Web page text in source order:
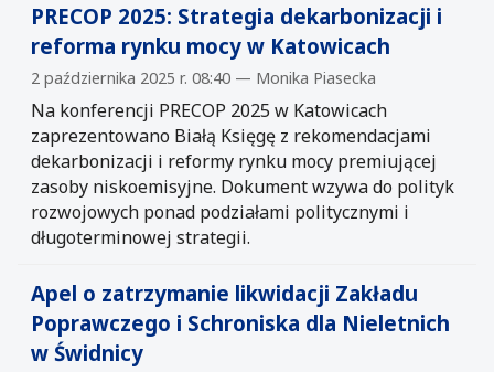
PRECOP 2025: Strategia dekarbonizacji i
reforma rynku mocy w Katowicach
2 października 2025 r. 08:40 — Monika Piasecka
Na konferencji PRECOP 2025 w Katowicach
zaprezentowano Białą Księgę z rekomendacjami
dekarbonizacji i reformy rynku mocy premiującej
zasoby niskoemisyjne. Dokument wzywa do polityk
rozwojowych ponad podziałami politycznymi i
długoterminowej strategii.
Apel o zatrzymanie likwidacji Zakładu
Poprawczego i Schroniska dla Nieletnich
w Świdnicy